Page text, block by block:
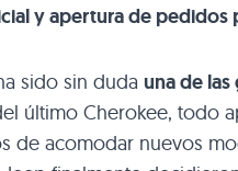
y apertura de pedidos
sido sin duda una de
último Cherokee, todo
de acomodar nuevos